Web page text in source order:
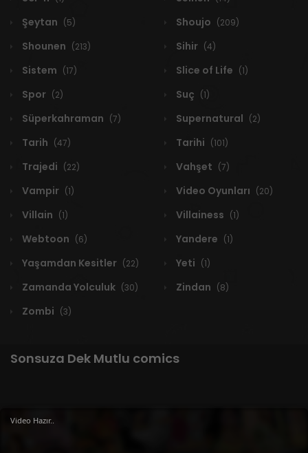
Şeytan (5) Shoujo (209)
Shounen (213) Sihir (4)
Sistem (17) Slice of Life (1)
Spor (2) Suç (1)
Süperkahraman (7) Supernatural (2)
Tarih (47) Tarihi (101)
Trajedi (22) Vahşet (7)
Vampir (1) Video Oyunları (20)
Villain (1) Villainess (1)
Webtoon (6) Yandere (1)
Yaşamdan Kesitler (22) Yeti (1)
Zamanda Yolculuk (30) Zindan (8)
Zombi (3)
Sonsuza Dek Mutlu comics
1 RESULT
Video Hazır..